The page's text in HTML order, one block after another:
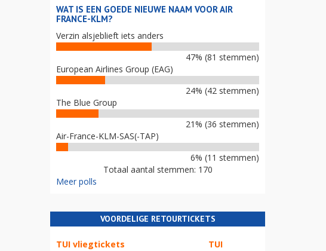
WAT IS EEN GOEDE NIEUWE NAAM VOOR AIR
FRANCE-KLM?
Verzin alsjeblieft iets anders
47% (81 stemmen)
European Airlines Group (EAG)
24% (42 stemmen)
The Blue Group
21% (36 stemmen)
Air-France-KLM-SAS(-TAP)
6% (11 stemmen)
Totaal aantal stemmen: 170
Meer polls
VOORDELIGE RETOURTICKETS
TUI vliegtickets TUI